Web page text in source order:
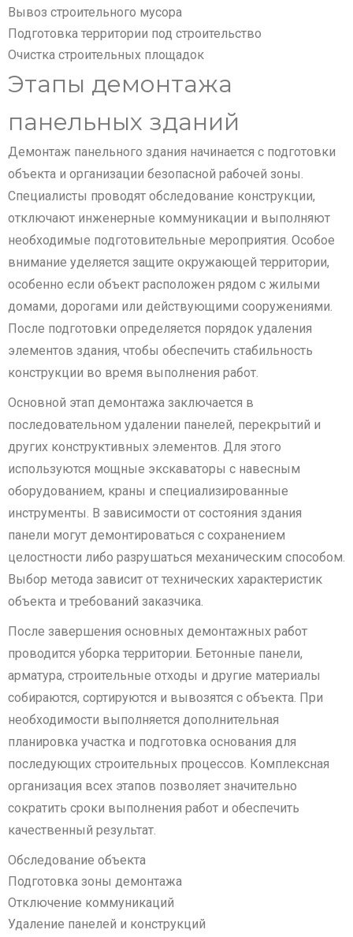
Вывоз строительного мусора
Подготовка территории под строительство
Очистка строительных площадок
Этапы демонтажа
панельных зданий
Демонтаж панельного здания начинается с подготовки
объекта и организации безопасной рабочей зоны.
Специалисты проводят обследование конструкции,
отключают инженерные коммуникации и выполняют
необходимые подготовительные мероприятия. Особое
внимание уделяется защите окружающей территории,
особенно если объект расположен рядом с жилыми
домами, дорогами или действующими сооружениями.
После подготовки определяется порядок удаления
элементов здания, чтобы обеспечить стабильность
конструкции во время выполнения работ.
Основной этап демонтажа заключается в
последовательном удалении панелей, перекрытий и
других конструктивных элементов. Для этого
используются мощные экскаваторы с навесным
оборудованием, краны и специализированные
инструменты. В зависимости от состояния здания
панели могут демонтироваться с сохранением
целостности либо разрушаться механическим способом.
Выбор метода зависит от технических характеристик
объекта и требований заказчика.
После завершения основных демонтажных работ
проводится уборка территории. Бетонные панели,
арматура, строительные отходы и другие материалы
собираются, сортируются и вывозятся с объекта. При
необходимости выполняется дополнительная
планировка участка и подготовка основания для
последующих строительных процессов. Комплексная
организация всех этапов позволяет значительно
сократить сроки выполнения работ и обеспечить
качественный результат.
Обследование объекта
Подготовка зоны демонтажа
Отключение коммуникаций
Удаление панелей и конструкций